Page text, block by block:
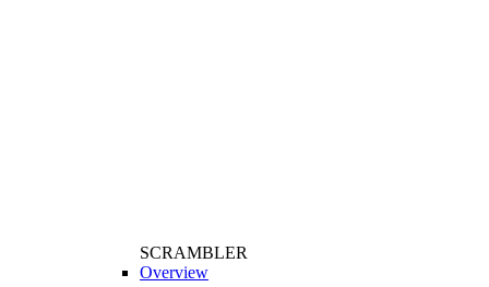
SCRAMBLER
Overview